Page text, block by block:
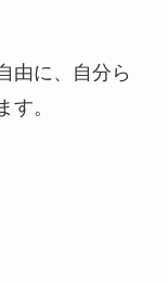
由に、自分ら
す。